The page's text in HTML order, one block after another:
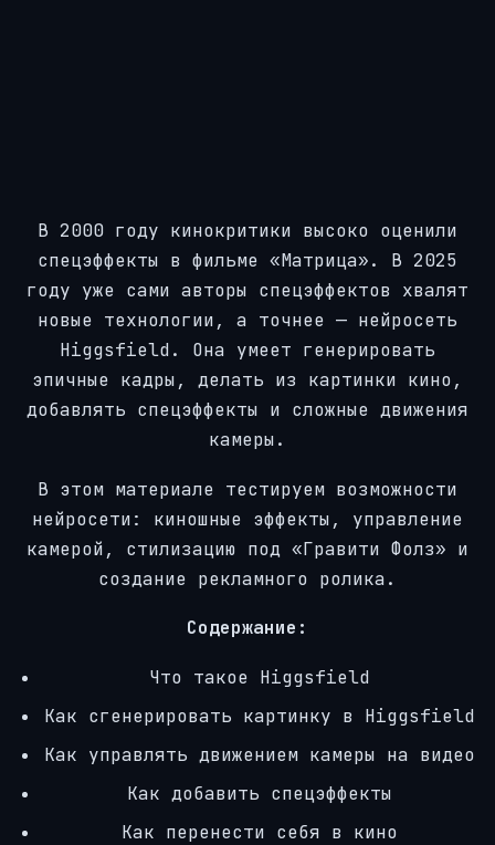
В 2000 году кинокритики высоко оценили
спецэффекты в фильме «Матрица». В 2025
году уже сами авторы спецэффектов хвалят
новые технологии, а точнее — нейросеть
Higgsfield. Она умеет генерировать
эпичные кадры, делать из картинки кино,
добавлять спецэффекты и сложные движения
камеры.
В этом материале тестируем возможности
нейросети: киношные эффекты, управление
камерой, стилизацию под «Гравити Фолз» и
создание рекламного ролика.
Содержание:
Что такое Higgsfield
Как сгенерировать картинку в Higgsfield
Как управлять движением камеры на видео
Как добавить спецэффекты
Как перенести себя в кино